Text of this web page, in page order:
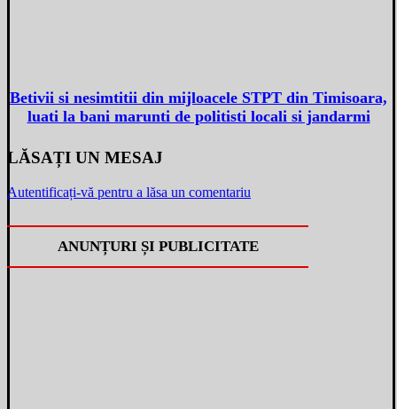
Betivii si nesimtitii din mijloacele STPT din Timisoara,
luati la bani marunti de politisti locali si jandarmi
LĂSAȚI UN MESAJ
Autentificați-vă pentru a lăsa un comentariu
ANUNȚURI ȘI PUBLICITATE